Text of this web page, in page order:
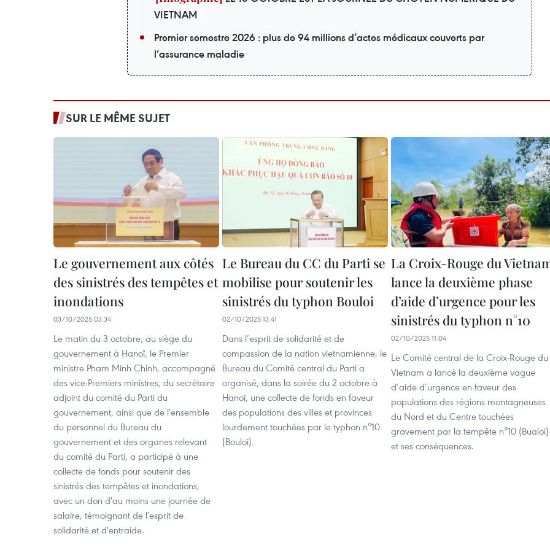
VIETNAM
Premier semestre 2026 : plus de 94 millions d’actes médicaux couverts par
l’assurance maladie
SUR LE MÊME SUJET
Le gouvernement aux côtés
des sinistrés des tempêtes et
inondations
03/10/2025 03:34
Le matin du 3 octobre, au siège du
gouvernement à Hanoï, le Premier
ministre Pham Minh Chinh, accompagné
des vice-Premiers ministres, du secrétaire
adjoint du comité du Parti du
gouvernement, ainsi que de l'ensemble
du personnel du Bureau du
gouvernement et des organes relevant
du comité du Parti, a participé à une
collecte de fonds pour soutenir des
sinistrés des tempêtes et inondations,
avec un don d'au moins une journée de
salaire, témoignant de l'esprit de
solidarité et d'entraide.
Le Bureau du CC du Parti se
mobilise pour soutenir les
sinistrés du typhon Bouloi
02/10/2025 13:41
Dans l’esprit de solidarité et de
compassion de la nation vietnamienne, le
Bureau du Comité central du Parti a
organisé, dans la soirée du 2 octobre à
Hanoï, une collecte de fonds en faveur
des populations des villes et provinces
lourdement touchées par le typhon n°10
(Bouloi).
La Croix-Rouge du
lance la deuxième phase
d’aide d’urgence pour les
sinistrés du typhon n°10
02/10/2025 11:04
Le Comité central de la Croix-Rouge du
Vietnam a lancé la deuxième vague
d’aide d’urgence en faveur des
populations des régions montagneuses
du Nord et du Centre touchées
gravement par la tempête n°10 (Bualoi)
et ses conséquences.